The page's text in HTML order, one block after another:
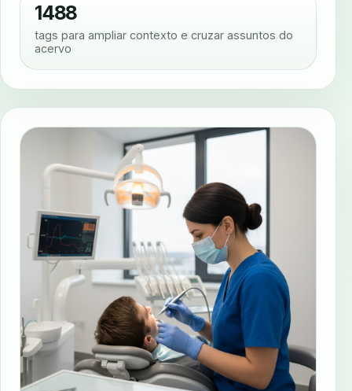
1488
tags para ampliar contexto e cruzar assuntos do
acervo